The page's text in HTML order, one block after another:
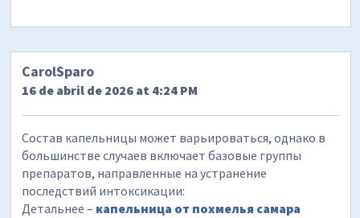
CarolSparo
16 de abril de 2026 at 4:24 PM
Состав капельницы может варьироваться, однако в
большинстве случаев включает базовые группы
препаратов, направленные на устранение
последствий интоксикации:
Детальнее – капельница от похмелья самара